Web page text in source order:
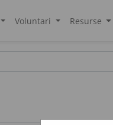
Voluntari Resurse